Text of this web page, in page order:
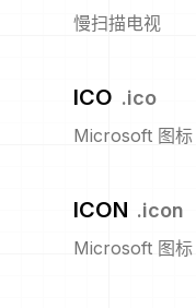
慢扫描电视
ICO .ico
Microsoft 图标
ICON .icon
Microsoft 图标